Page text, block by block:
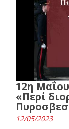
12η
«Περί
12/05/2023